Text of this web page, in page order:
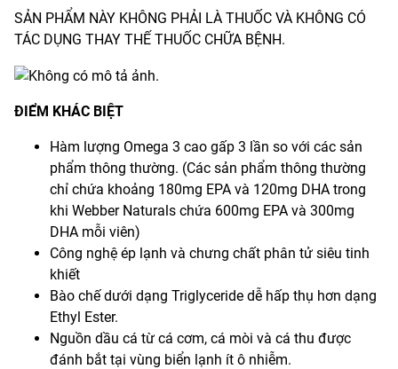
SẢN PHẨM NÀY KHÔNG PHẢI LÀ THUỐC VÀ KHÔNG CÓ
TÁC DỤNG THAY THẾ THUỐC CHỮA BỆNH.
ĐIỂM KHÁC BIỆT
Hàm lượng Omega 3 cao gấp 3 lần so với các sản
phẩm thông thường. (Các sản phẩm thông thường
chỉ chứa khoảng 180mg EPA và 120mg DHA trong
khi Webber Naturals chứa 600mg EPA và 300mg
DHA mỗi viên)
Công nghệ ép lạnh và chưng chất phân tử siêu tinh
khiết
Bào chế dưới dạng Triglyceride dễ hấp thụ hơn dạng
Ethyl Ester.
Nguồn dầu cá từ cá cơm, cá mòi và cá thu được
đánh bắt tại vùng biển lạnh ít ô nhiễm.